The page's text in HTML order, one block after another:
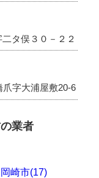
タ俣３０－２２
字大浦屋敷20-6
業者
岡崎市(17)